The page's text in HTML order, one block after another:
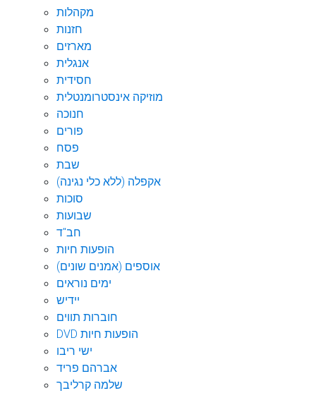
מקהלות
חזנות
מארזים
אנגלית
חסידית
מוזיקה אינסטרומנטלית
חנוכה
פורים
פסח
שבת
אקפלה (ללא כלי נגינה)
סוכות
שבועות
חב"ד
הופעות חיות
אוספים (אמנים שונים)
ימים נוראים
יידיש
חוברות תווים
DVD הופעות חיות
ישי ריבו
אברהם פריד
שלמה קרליבך